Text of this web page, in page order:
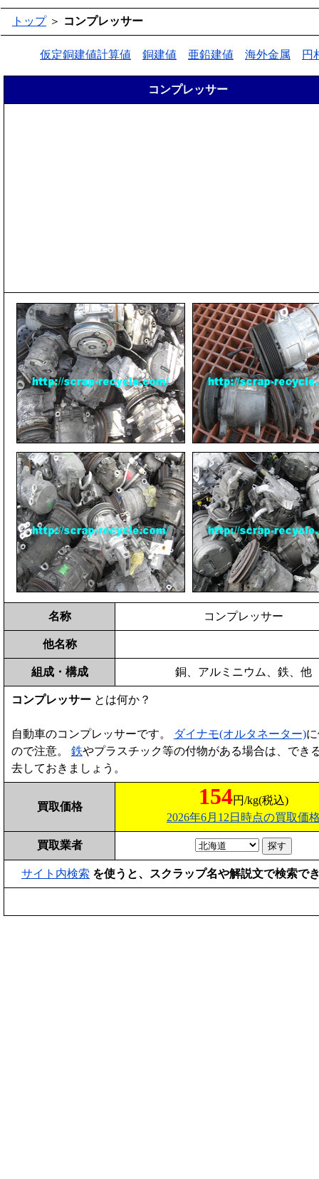
トップ＞ コンプレッサー
仮定銅建値計算値 銅建値 亜鉛建値 海外金属 円
コンプレッサー
名称 コンプレッサー
他名称
組成・構成 銅、アルミニウム、鉄、他
コンプレッサー とは何か？
自動車のコンプレッサーです。 ダイナモ(オルタネーター)
ので注意。 鉄やプラスチック等の付物がある場合は、でき
去しておきましょう。
買取価格 154円/kg(税込)
2026年6月12日時点の買取価
買取業者
サイト内検索 を使うと、スクラップ名や解説文で検索で